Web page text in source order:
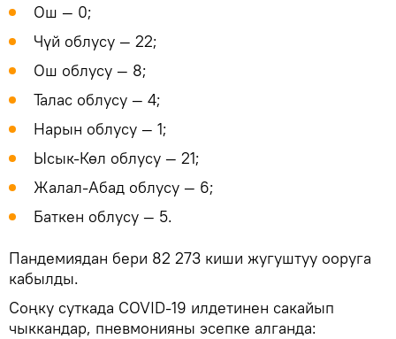
Ош — 0;
Чүй облусу — 22;
Ош облусу — 8;
Талас облусу — 4;
Нарын облусу — 1;
Ысык-Көл облусу — 21;
Жалал-Абад облусу — 6;
Баткен облусу — 5.
Пандемиядан бери 82 273 киши жугуштуу ооруга
кабылды.
Соңку суткада COVID-19 илдетинен сакайып
чыккандар, пневмонияны эсепке алганда: